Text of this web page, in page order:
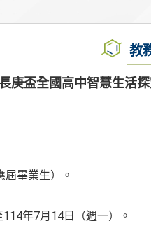
教
庚盃全國高中智慧生活探
畢業生）。
年7月14日（週一）。